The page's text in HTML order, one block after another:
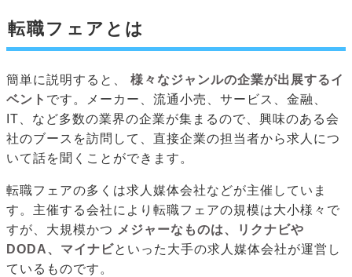
転職フェアとは
簡単に説明すると、
様々なジャンルの企業が出展するイ
ベント です。メーカー、流通小売、サービス、金融、
IT、など多数の業界の企業が集まるので、興味のある会
社のブースを訪問して、直接企業の担当者から求人につ
いて話を聞くことができます。
転職フェアの多くは求人媒体会社などが主催していま
す。主催する会社により転職フェアの規模は大小様々で
すが、大規模かつ メジャーなものは、リクナビや
DODA、マイナビといった大手の求人媒体会社が運営し
ているものです。